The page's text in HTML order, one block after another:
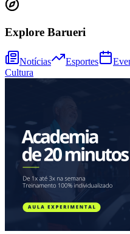
Explore Barueri
Notícias Esportes
Cultura